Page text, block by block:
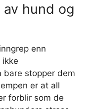
hund og
enn
ikke
bare stopper dem
er at all
forblir som de